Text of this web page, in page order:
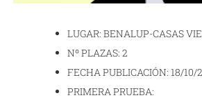
LUGAR: BENALUP-CASAS
Nº PLAZAS: 2
FECHA PUBLICACIÓN: 18/10/
PRIMERA PRUEBA: